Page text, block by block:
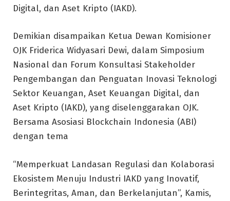
Digital, dan Aset Kripto (IAKD).
Demikian disampaikan Ketua Dewan Komisioner
OJK Friderica Widyasari Dewi, dalam Simposium
Nasional dan Forum Konsultasi Stakeholder
Pengembangan dan Penguatan Inovasi Teknologi
Sektor Keuangan, Aset Keuangan Digital, dan
Aset Kripto (IAKD), yang diselenggarakan OJK.
Bersama Asosiasi Blockchain Indonesia (ABI)
dengan tema
“Memperkuat Landasan Regulasi dan Kolaborasi
Ekosistem Menuju Industri IAKD yang Inovatif,
Berintegritas, Aman, dan Berkelanjutan”, Kamis,